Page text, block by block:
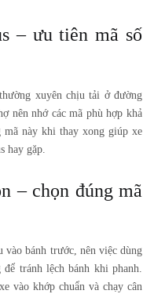
– ưu tiên mã số
xuyên chịu tải ở đường
nên nhớ các mã phù hợp khả
mã này khi thay xong giúp xe
hay gặp.
– chọn đúng mã
vào bánh trước, nên việc dùng
tránh lệch bánh khi phanh.
vào khớp chuẩn và chạy cân